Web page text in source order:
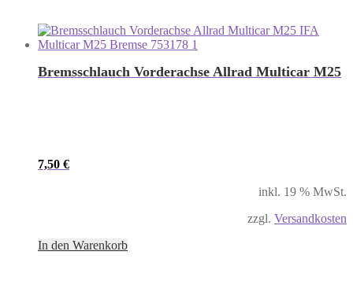
Bremsschlauch Vorderachse Allrad Multicar M25
7,50 €
inkl. 19 % MwSt.
zzgl. Versandkosten
In den Warenkorb